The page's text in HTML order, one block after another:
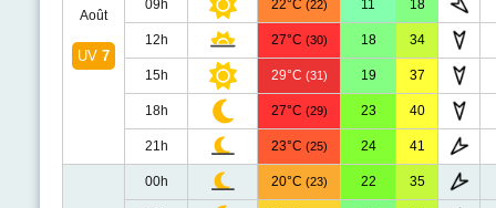
Août
UV 7
09h 22°C (22) 11 18
12h 27°C (30) 18 34
15h 29°C (31) 19 37
18h 27°C (29) 23 40
21h 23°C (25) 24 41
00h 20°C (23) 22 35